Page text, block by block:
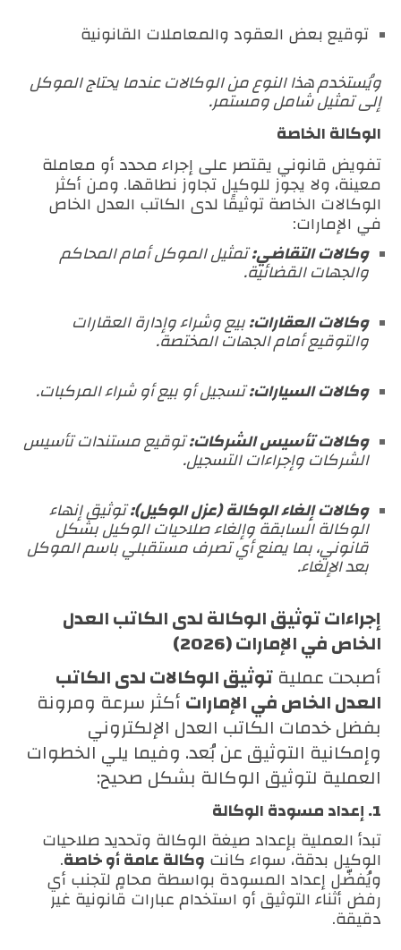
توقيع بعض العقود والمعاملات القانونية
ويُستخدم هذا النوع من الوكالات عندما يحتاج الموكل
إلى تمثيل شامل ومستمر.
الوكالة الخاصة
تفويض قانوني يقتصر على إجراء محدد أو معاملة
معينة، ولا يجوز للوكيل تجاوز نطاقها. ومن أكثر
الوكالات الخاصة توثيقًا لدى الكاتب العدل الخاص
في الإمارات:
وكالات التقاضي:تمثيل الموكل أمام المحاكم
والجهات القضائية.
وكالات العقارات:بيع وشراء وإدارة العقارات
والتوقيع أمام الجهات المختصة.
وكالات السيارات:تسجيل أو بيع أو شراء المركبات.
وكالات تأسيس الشركات:توقيع مستندات تأسيس
الشركات وإجراءات التسجيل.
وكالات إلغاء الوكالة (عزل الوكيل):توثيق إنهاء
الوكالة السابقة وإلغاء صلاحيات الوكيل بشكل
قانوني، بما يمنع أي تصرف مستقبلي باسم الموكل
بعد الإلغاء.
إجراءات توثيق الوكالة لدى الكاتب العدل
الخاص في الإمارات (2026)
أصبحت عمليةتوثيق الوكالات لدى الكاتب
العدل الخاص في الإماراتأكثر سرعة ومرونة
بفضل خدمات الكاتب العدل الإلكتروني
وإمكانية التوثيق عن بُعد. وفيما يلي الخطوات
العملية لتوثيق الوكالة بشكل صحيح:
1. إعداد مسودة الوكالة
تبدأ العملية بإعداد صيغة الوكالة وتحديد صلاحيات
الوكيل بدقة، سواء كانت وكالة عامة أو خاصة.
ويُفضّل إعداد المسودة بواسطة محامٍ لتجنب أي
رفض أثناء التوثيق أو استخدام عبارات قانونية غير
دقيقة.